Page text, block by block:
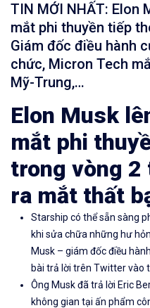
TIN MỚI NHẤT: Elon
mắt phi thuyền tiếp
Giám đốc điều hành
chức, Micron Tech
Mỹ-Trung,…
Elon Musk
mắt phi
trong vòng 2
ra mắt thất
Starship có thể sẵn sàng
khi sửa chữa những hư
Musk – giám đốc điều
bài trả lời trên Twitter vào
Ông Musk đã trả lời Eric
không gian tại ấn phẩm